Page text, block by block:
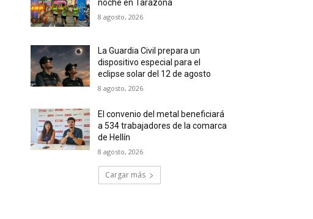
noche en Tarazona
8 agosto, 2026
La Guardia Civil prepara un
dispositivo especial para el
eclipse solar del 12 de agosto
8 agosto, 2026
El convenio del metal beneficiará
a 534 trabajadores de la comarca
de Hellín
8 agosto, 2026
Cargar más